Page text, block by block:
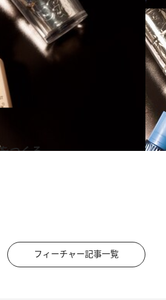
つくる
フィーチャー記事一覧